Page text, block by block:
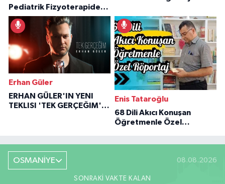
Pediatrik Fizyoterapiden
İlham Veren Hikâyeler
Erhan Güler
ERHAN GÜLER'IN YENI
TEKLISI 'TEK GERÇEĞIM'LE
Enis Tataroğlu
68 Dili Akıcı Konuşan
Öğretmenle Özel
OSMANİYE 08.08.2026
SONRAKI VAKTE KALAN